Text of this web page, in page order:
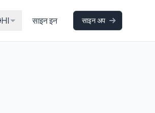
HI साइन इन साइन अप